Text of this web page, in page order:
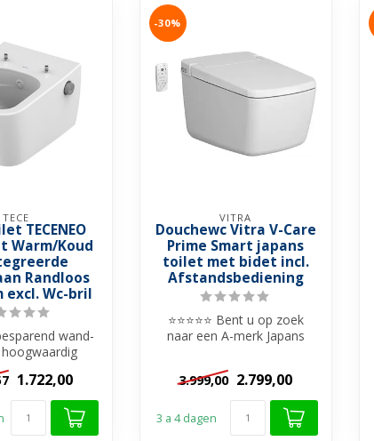
TECE
TECENEO
Warm/Koud
Randloos
excl. Wc-bril
wand-
hoogwaardig
met
d...
1.722,00
-30%
VITRA
Douchewc Vitra V-Care
Prime Smart japans
toilet met bidet incl.
Afstandsbediening
⭐⭐⭐⭐⭐ Bent u op zoek
naar een A-merk Japans
technolo...
3.999,00 2.799,00
3 a 4 dagen